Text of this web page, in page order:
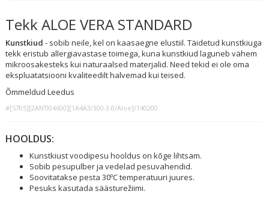
Tekk ALOE VERA STANDARD
Kunstkiud - sobib neile, kel on kaasaegne elustiil. Täidetud kunstkiuga
tekk eristub allergiavastase toimega, kuna kunstkiud laguneb vähem
mikroosakesteks kui naturaalsed materjalid. Need tekid ei ole oma
ekspluatatsiooni kvaliteedilt halvemad kui teised.
Õmmeldud Leedus
#[S705][2ANTI04600][1A4A3/300-3-0/Aloe]/140200
HOOLDUS:
Kunstkiust voodipesu hooldus on kõge lihtsam.
Sobib pesupulber ja vedelad pesuvahendid.
Soovitatakse pesta 30ºC temperatuuri juures.
Pesuks kasutada säästurežiimi.